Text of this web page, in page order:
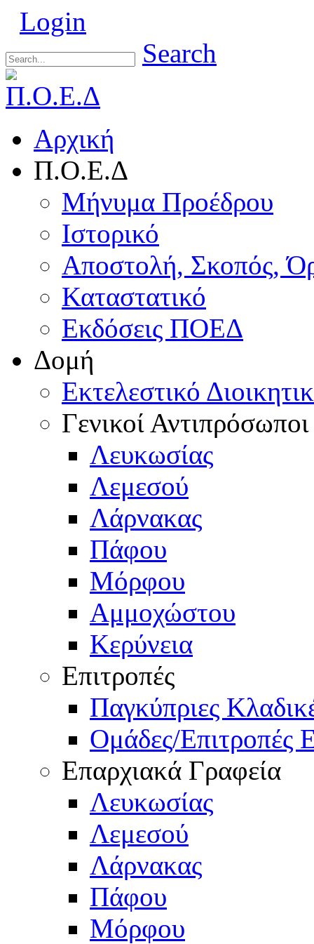
Login
Search
Αρχική
Π.Ο.Ε.Δ
Μήνυμα Προέδρου
Ιστορικό
Αποστολή, Σκοπός,
Καταστατικό
Εκδόσεις ΠΟΕΔ
Δομή
Εκτελεστικό
Γενικοί Αντιπρόσωποι
Λευκωσίας
Λεμεσού
Λάρνακας
Πάφου
Μόρφου
Αμμοχώστου
Κερύνεια
Επιτροπές
Παγκύπριες
Ομάδες/Επιτροπές
Επαρχιακά Γραφεία
Λευκωσίας
Λεμεσού
Λάρνακας
Πάφου
Μόρφου